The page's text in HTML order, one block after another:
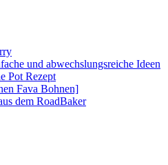
und abwechslungsreiche Ideen
Pot Rezept
Fava Bohnen]
dem RoadBaker